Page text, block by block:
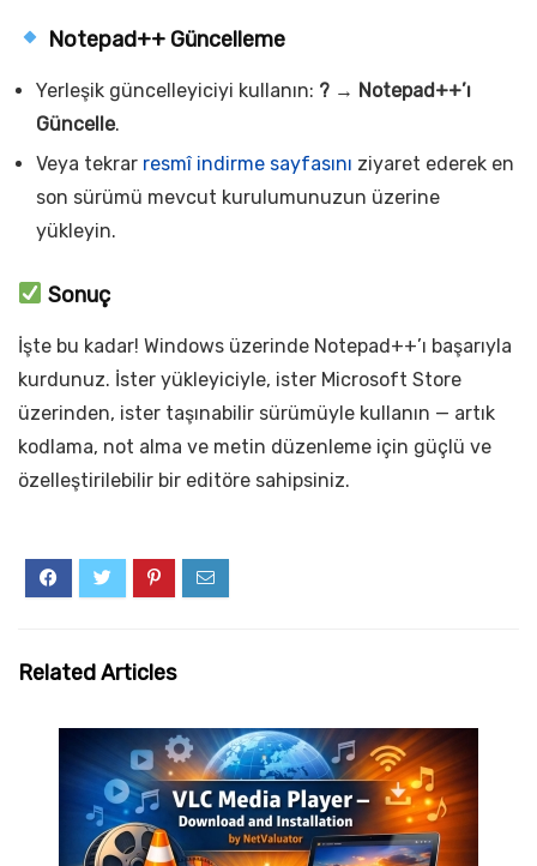
Notepad++ Güncelleme
Yerleşik güncelleyiciyi kullanın: ? → Notepad++’ı
Güncelle.
Veya tekrar resmî indirme sayfasını ziyaret ederek en
son sürümü mevcut kurulumunuzun üzerine
yükleyin.
Sonuç
İşte bu kadar! Windows üzerinde Notepad++’ı başarıyla
kurdunuz. İster yükleyiciyle, ister Microsoft Store
üzerinden, ister taşınabilir sürümüyle kullanın — artık
kodlama, not alma ve metin düzenleme için güçlü ve
özelleştirilebilir bir editöre sahipsiniz.
Related Articles